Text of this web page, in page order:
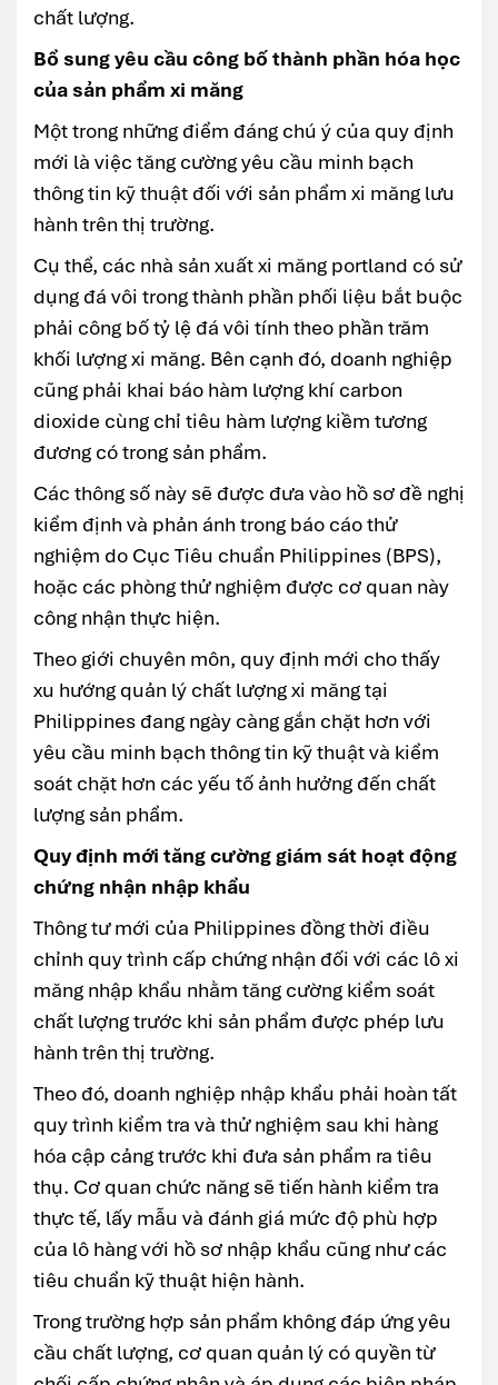
chất lượng.
Bổ sung yêu cầu công bố thành phần hóa học
của sản phẩm xi măng
Một trong những điểm đáng chú ý của quy định
mới là việc tăng cường yêu cầu minh bạch
thông tin kỹ thuật đối với sản phẩm xi măng lưu
hành trên thị trường.
Cụ thể, các nhà sản xuất xi măng portland có sử
dụng đá vôi trong thành phần phối liệu bắt buộc
phải công bố tỷ lệ đá vôi tính theo phần trăm
khối lượng xi măng. Bên cạnh đó, doanh nghiệp
cũng phải khai báo hàm lượng khí carbon
dioxide cùng chỉ tiêu hàm lượng kiềm tương
đương có trong sản phẩm.
Các thông số này sẽ được đưa vào hồ sơ đề nghị
kiểm định và phản ánh trong báo cáo thử
nghiệm do Cục Tiêu chuẩn Philippines (BPS),
hoặc các phòng thử nghiệm được cơ quan này
công nhận thực hiện.
Theo giới chuyên môn, quy định mới cho thấy
xu hướng quản lý chất lượng xi măng tại
Philippines đang ngày càng gắn chặt hơn với
yêu cầu minh bạch thông tin kỹ thuật và kiểm
soát chặt hơn các yếu tố ảnh hưởng đến chất
lượng sản phẩm.
Quy định mới tăng cường giám sát hoạt động
chứng nhận nhập khẩu
Thông tư mới của Philippines đồng thời điều
chỉnh quy trình cấp chứng nhận đối với các lô xi
măng nhập khẩu nhằm tăng cường kiểm soát
chất lượng trước khi sản phẩm được phép lưu
hành trên thị trường.
Theo đó, doanh nghiệp nhập khẩu phải hoàn tất
quy trình kiểm tra và thử nghiệm sau khi hàng
hóa cập cảng trước khi đưa sản phẩm ra tiêu
thụ. Cơ quan chức năng sẽ tiến hành kiểm tra
thực tế, lấy mẫu và đánh giá mức độ phù hợp
của lô hàng với hồ sơ nhập khẩu cũng như các
tiêu chuẩn kỹ thuật hiện hành.
Trong trường hợp sản phẩm không đáp ứng yêu
cầu chất lượng, cơ quan quản lý có quyền từ